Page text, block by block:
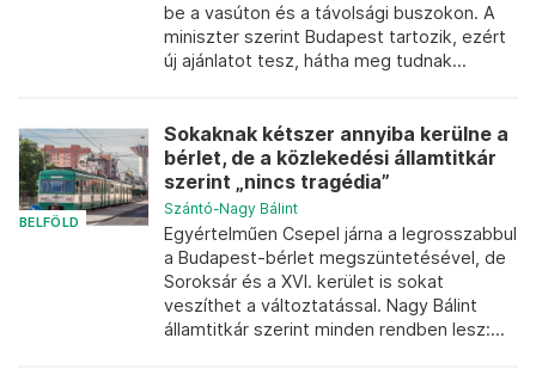
be a vasúton és a távolsági buszokon. A
miniszter szerint Budapest tartozik, ezért
új ajánlatot tesz, hátha meg tudnak...
BELFÖLD
Sokaknak kétszer annyiba kerülne a
bérlet, de a közlekedési államtitkár
szerint „nincs tragédia”
Szántó-Nagy Bálint
Egyértelműen Csepel járna a legrosszabbul
a Budapest-bérlet megszüntetésével, de
Soroksár és a XVI. kerület is sokat
veszíthet a változtatással. Nagy Bálint
államtitkár szerint minden rendben lesz:...